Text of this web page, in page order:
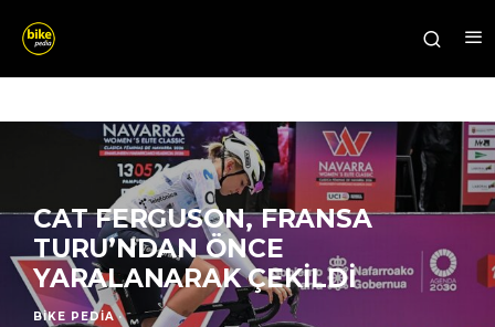
CAT FERGUSON, FRANSA
TURU’NDAN ÖNCE
YARALANARAK ÇEKILDI
BIKE PEDIA ·